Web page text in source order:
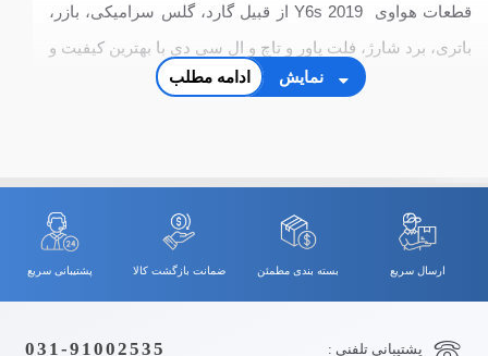
قطعات هواوی Y6s 2019 از قبیل گارد، گلس سرامیکی، بازر،
باتری، برد شارژ، فلت پاور و تاچ و ال سی دی با بهترین کیفیت و
نمایش ادامه مطلب
ارسال سریع بسته بندی مطمئن ضمانت بازگشت کالا پشتیبانی سریع
پشتیبانی تلفنی : 031-91002535